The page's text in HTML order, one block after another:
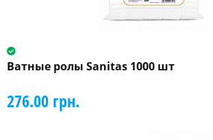
Ватные ролы Sanitas 1000 шт
276.00 грн.